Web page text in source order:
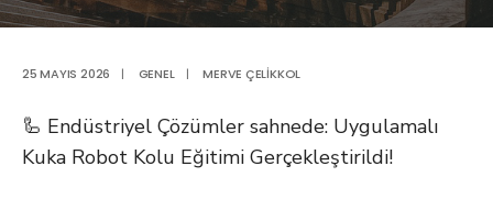
25 MAYIS 2026 | GENEL | MERVE ÇELIKKOL
🦾 Endüstriyel Çözümler sahnede: Uygulamalı
Kuka Robot Kolu Eğitimi Gerçekleştirildi!